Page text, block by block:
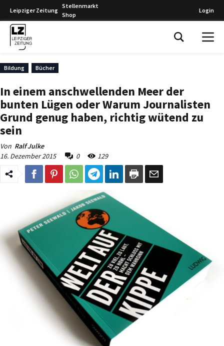
Leipziger Zeitung
Stellenmarkt
Shop
Login
Bildung Bücher
In einem anschwellenden Meer der
bunten Lügen oder Warum Journalisten
Grund genug haben, richtig wütend zu
sein
Von Ralf Julke
16. Dezember 2015
0 129